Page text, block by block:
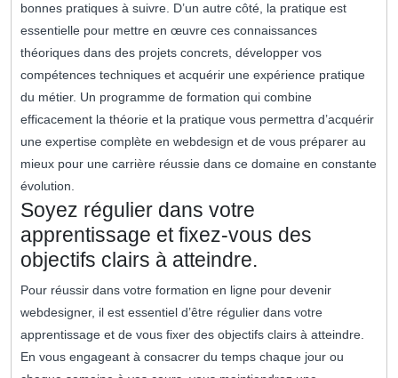
bonnes pratiques à suivre. D’un autre côté, la pratique est
essentielle pour mettre en œuvre ces connaissances
théoriques dans des projets concrets, développer vos
compétences techniques et acquérir une expérience pratique
du métier. Un programme de formation qui combine
efficacement la théorie et la pratique vous permettra d’acquérir
une expertise complète en webdesign et de vous préparer au
mieux pour une carrière réussie dans ce domaine en constante
évolution.
Soyez régulier dans votre
apprentissage et fixez-vous des
objectifs clairs à atteindre.
Pour réussir dans votre formation en ligne pour devenir
webdesigner, il est essentiel d’être régulier dans votre
apprentissage et de vous fixer des objectifs clairs à atteindre.
En vous engageant à consacrer du temps chaque jour ou